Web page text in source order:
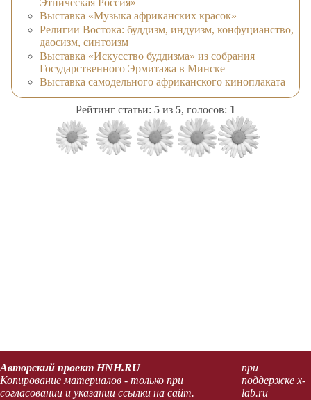
Выставка «Музыка африканских красок»
Религии Востока: буддизм, индуизм, конфуцианство,
даосизм, синтоизм
Выставка «Искусство буддизма» из собрания
Государственного Эрмитажа в Минске
Выставка самодельного африканского киноплаката
Рейтинг статьи: 5 из 5, голосов: 1
Авторский проект HNH.RU
Копирование материалов - только при
согласовании и указании ссылки на сайт.
при
поддержке x-
lab.ru